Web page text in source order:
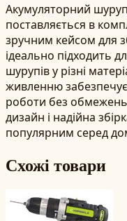
Акумуляторний
поставляється в
зручним кейсом для
ідеально підходить
шурупів у різні
живленню забезпечує
роботи без
дизайн і надійна
популярним серед
Схожі товари